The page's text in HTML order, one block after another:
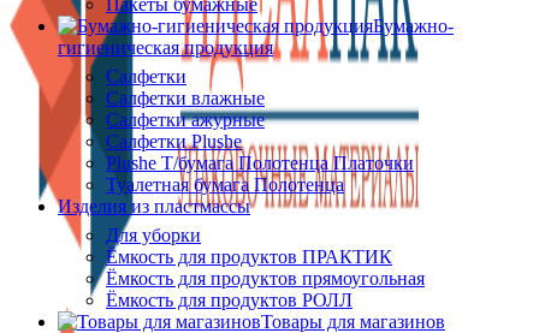
Пакеты бумажные
Бумажно-
гигиеническая продукция
Салфетки
Салфетки влажные
Салфетки ажурные
Салфетки Plushe
Plushe Т/бумага Полотенца Платочки
Туалетная бумага Полотенца
Изделия из пластмассы
Для уборки
Ёмкость для продуктов ПРАКТИК
Ёмкость для продуктов прямоугольная
Ёмкость для продуктов РОЛЛ
Товары для магазинов